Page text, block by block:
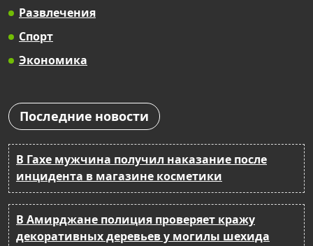
Развлечения
Спорт
Экономика
Последние новости
В Гахе мужчина получил наказание после
инцидента в магазине косметики
В Амирджане полиция проверяет кражу
декоративных деревьев у могилы шехида